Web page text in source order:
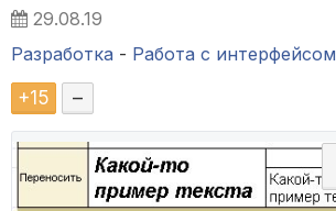
29.08.19
Разработка - Работа с интерфейсом
+15 –